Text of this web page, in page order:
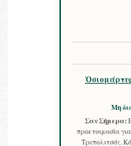
Μη
Σαν Σήμερα:
προετοιμασία
Τριπολιτσάς.